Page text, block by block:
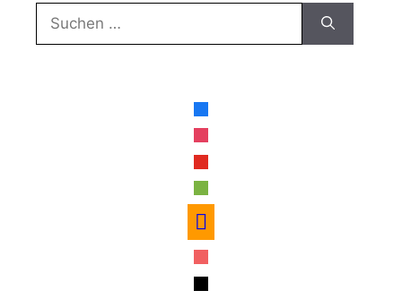
Suche
nach:
facebook
instagram
youtube
spotify
amazon
itunes
mail